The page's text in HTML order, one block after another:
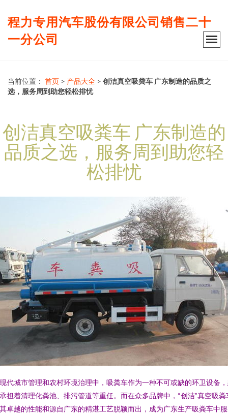
程力专用汽车股份有限公司销售二十
一分公司
当前位置： 首页 > 产品大全 > 创洁真空吸粪车 广东制造的品质之
选，服务周到助您轻松排忧
创洁真空吸粪车 广东制造的
品质之选，服务周到助您轻
松排忧
代城市管理和农村环境治理中，吸粪车作为一种不可或缺的环卫设备
担着清理化粪池、排污管道等重任。而在众多品牌中，“创洁”真空吸粪
卓越的性能和源自广东的精湛工艺脱颖而出，成为广东生产吸粪车中